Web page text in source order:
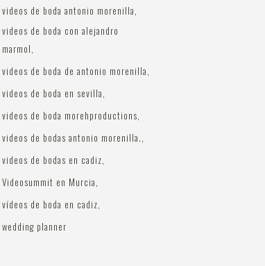
videos de boda antonio morenilla
videos de boda con alejandro
marmol
videos de boda de antonio morenilla
videos de boda en sevilla
videos de boda morehproductions
videos de bodas antonio morenilla.
videos de bodas en cadiz
Videosummit en Murcia
vídeos de boda en cadiz
wedding planner